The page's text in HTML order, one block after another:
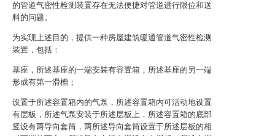
的管道气密性检测装置存在无法便捷对管道进行限位和送
料的问题。
为实现上述目的，提供一种房屋建筑暖通管道气密性检测
装置，包括：
基座，所述基座的一端安装有容置箱，所述基座的另一端
形成有第一滑槽；
设置于所述容置箱内的气泵，所述容置箱内可活动地设置
有层板，所述气泵安装于所述层板上，所述容置箱的底部
竖设有两导向套筒，两所述导向套筒设置于所述层板的相